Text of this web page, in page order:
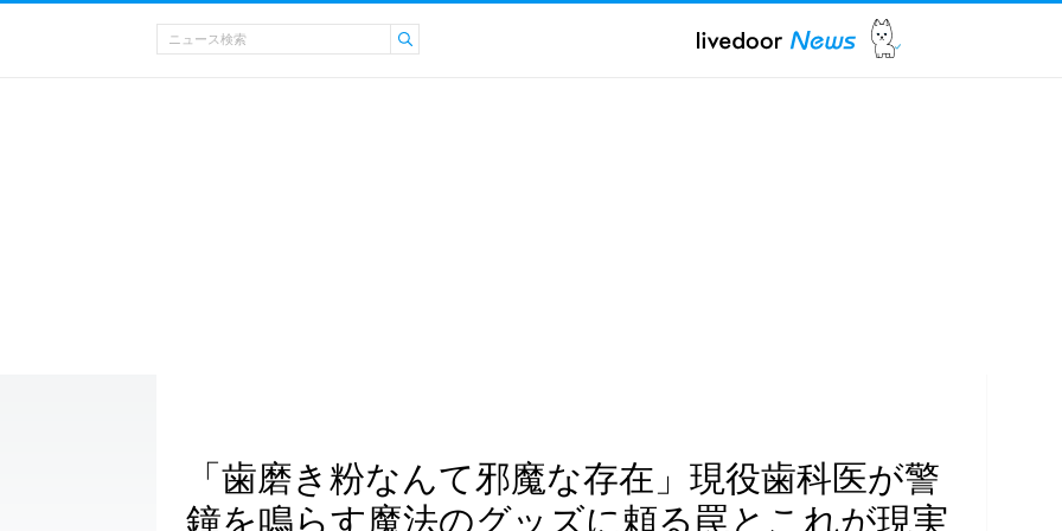
「歯磨き粉なんて邪魔な存在」現役歯科医が警
鐘を鳴らす魔法のグッズに頼る罠とこれが現実